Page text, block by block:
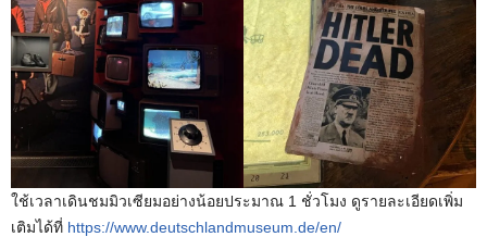
ใช้เวลาเดินชมมิวเซียมอย่างน้อยประมาณ 1 ชั่วโมง ดูรายละเอียดเพิ่ม
เติมได้ที่ https://www.deutschlandmuseum.de/en/